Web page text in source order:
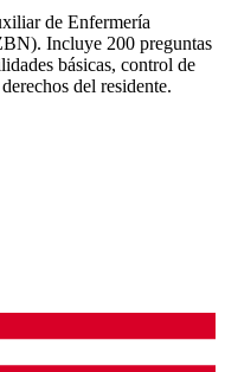
de Enfermería
Incluye 200 preguntas
básicas, control de
del residente.